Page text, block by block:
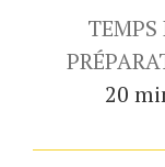
TEMPS
20